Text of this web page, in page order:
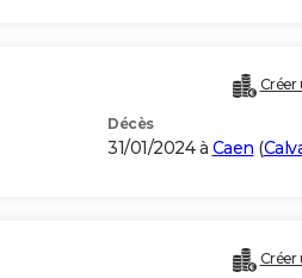
Créer
Décès
31/01/2024 à Caen (
Créer